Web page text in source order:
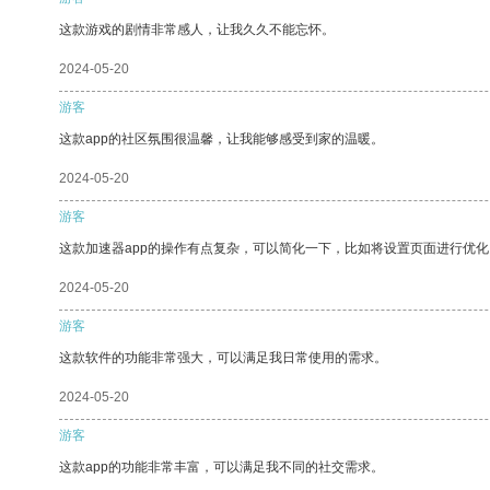
这款游戏的剧情非常感人，让我久久不能忘怀。
2024-05-20
游客
这款app的社区氛围很温馨，让我能够感受到家的温暖。
2024-05-20
游客
这款加速器app的操作有点复杂，可以简化一下，比如将设置页面进行优
2024-05-20
游客
这款软件的功能非常强大，可以满足我日常使用的需求。
2024-05-20
游客
这款app的功能非常丰富，可以满足我不同的社交需求。